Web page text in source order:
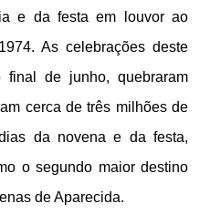
e da festa em louvor ao
As celebrações deste
final de junho, quebraram
cerca de três milhões de
da novena e da festa,
o segundo maior destino
de Aparecida.